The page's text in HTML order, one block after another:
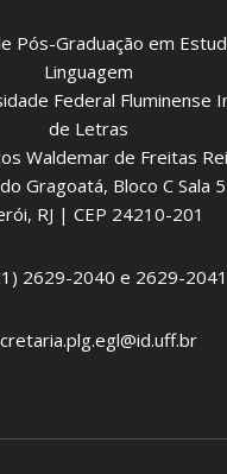
Pós-Graduação em
Linguagem
Federal Fluminense
de Letras
Waldemar de Freitas
Gragoatá, Bloco C Sala
RJ | CEP 24210-201
2629-2040 e 2629-2041